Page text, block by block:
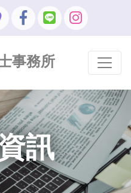
事務所
訊